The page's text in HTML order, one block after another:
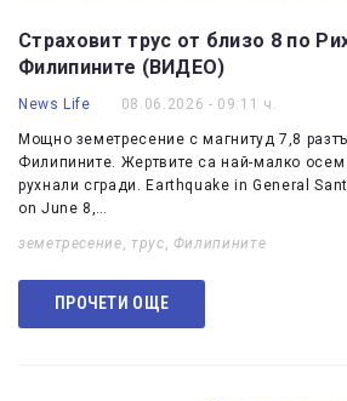
Страховит трус от близо 8 по
Филипините (ВИДЕО)
News Life 08.06.2026 - 09:11 ч.
Мощно земетресение с магнитуд 7,8
Филипините. Жертвите са най-малко
рухнали сгради. Earthquake in General
on June 8,…
земетресение трус Филипините
ПРОЧЕТИ ОЩЕ